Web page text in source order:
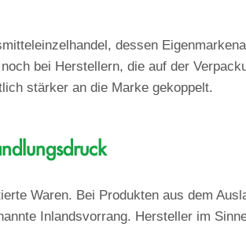
dessen
bei Herstellern, die auf der
stärker an die Marke gekoppelt.
Waren. Bei Produkten aus dem
Inlandsvorrang. Hersteller im